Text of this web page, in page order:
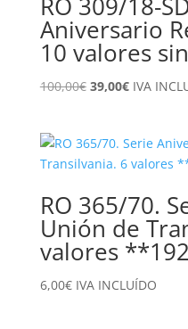
Aniversario
10 valores
100,00€ El
era:
100,00€.
39,00€El
es:
39,00€.
IVA
RO 365/70.
Unión de
valores
6,00€ IVA INCLUÍDO